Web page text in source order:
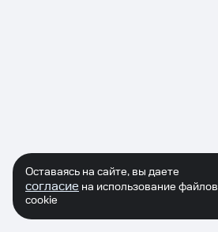
Оставаясь на сайте, вы даете
согласие на использование файлов
cookie